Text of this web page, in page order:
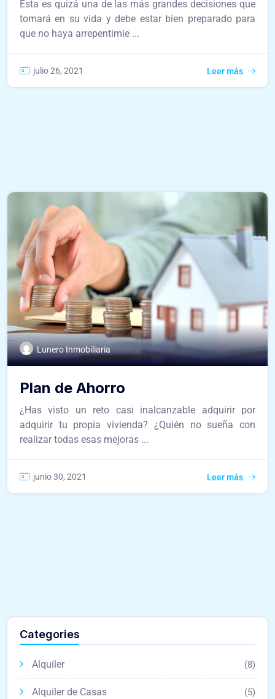
Esta es quizá una de las más grandes decisiones que
tomará en su vida y debe estar bien preparado para
que no haya arrepentimie ...
julio 26, 2021 Leer más
Lunero Inmobiliaria
Plan de Ahorro
¿Has visto un reto casi inalcanzable adquirir por
adquirir tu propia vivienda? ¿Quién no sueña con
realizar todas esas mejoras ...
junio 30, 2021 Leer más
Categories
Alquiler (8)
Alquiler de Casas (5)